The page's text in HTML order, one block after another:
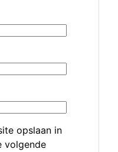
opslaan in
volgende